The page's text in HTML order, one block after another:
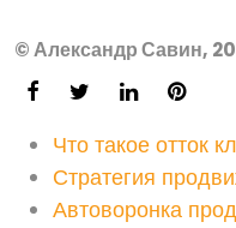
© Александр Савин,
Что такое отток
Стратегия
Автоворонка